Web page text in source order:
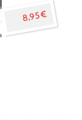
8,95 €